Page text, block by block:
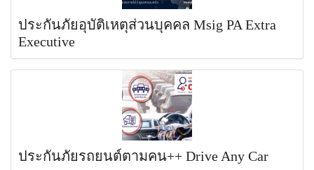
ประกันภัยอุบัติเหตุส่วนบุคคล Msig PA Extra
Executive
ประกันภัยรถยนต์ตามคน++ Drive Any Car